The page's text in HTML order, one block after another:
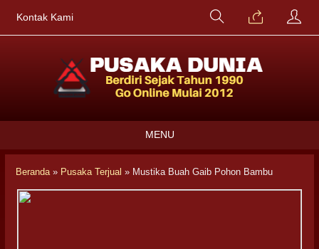
Kontak Kami
MENU
Beranda» Pusaka Terjual » Mustika Buah Gaib Pohon Bambu